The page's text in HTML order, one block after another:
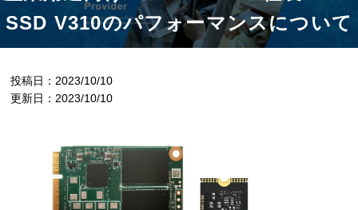
SSD V310のパフォーマンスについて
投稿日：2023/10/10
更新日：2023/10/10